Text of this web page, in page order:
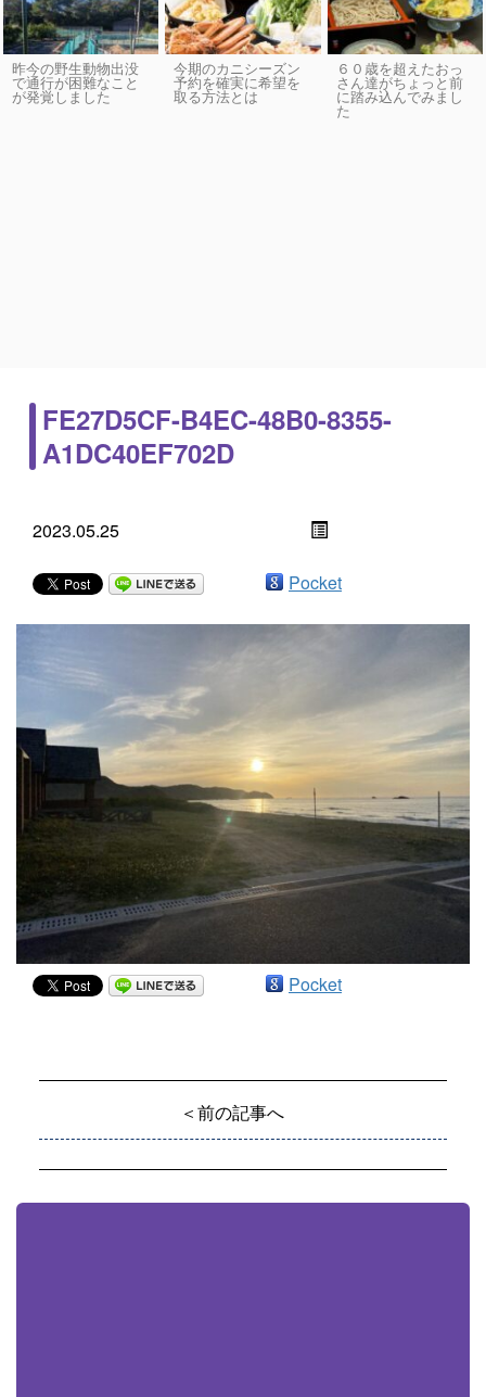
昨今の野生動物出没
で通行が困難なこと
が発覚しました
今期のカニシーズン
予約を確実に希望を
取る方法とは
６０歳を超えたおっ
さん達がちょっと前
に踏み込んでみまし
た
FE27D5CF-B4EC-48B0-8355-
A1DC40EF702D
2023.05.25
Pocket
Pocket
＜前の記事へ